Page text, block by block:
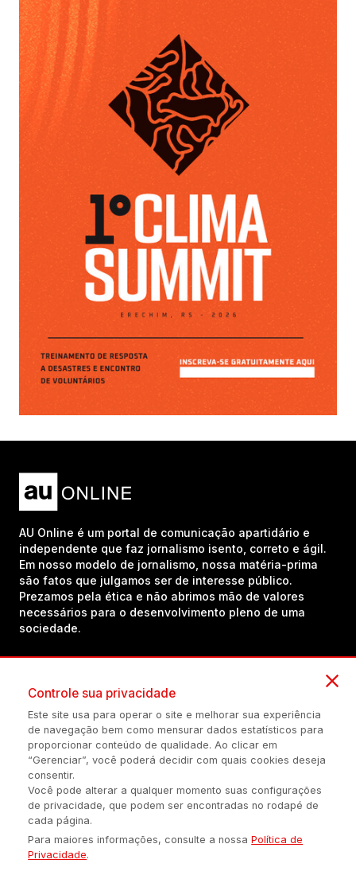
AU Online é um portal de comunicação apartidário e
independente que faz jornalismo isento, correto e ágil.
Em nosso modelo de jornalismo, nossa matéria-prima
são fatos que julgamos ser de interesse público.
Prezamos pela ética e não abrimos mão de valores
necessários para o desenvolvimento pleno de uma
sociedade.
(54) 98434-8385
Política de privacidade Configuração de Cookies Quem Somos
É proibida a reprodução do conteúdo desta página em qualquer
meio de comunicação, eletrônico ou impreso, sem autorização
Controle sua privacidade
Este site usa para operar o site e melhorar sua experiência
de navegação bem como mensurar dados estatísticos para
proporcionar conteúdo de qualidade. Ao clicar em
“Gerenciar”, você poderá decidir com quais cookies deseja
consentir.
Você pode alterar a qualquer momento suas configurações
de privacidade, que podem ser encontradas no rodapé de
cada página.
Para maiores informações, consulte a nossaPolítica de
Privacidade.